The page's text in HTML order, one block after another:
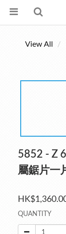
View All
5852 - Z
屬鋸片一
QUANTITY